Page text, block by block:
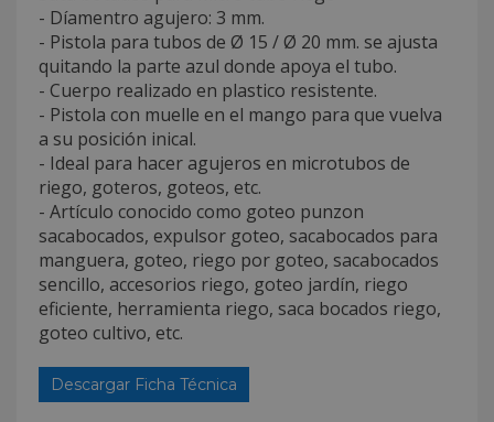
- Díamentro agujero: 3 mm.
- Pistola para tubos de Ø 15 / Ø 20 mm. se ajusta
quitando la parte azul donde apoya el tubo.
- Cuerpo realizado en plastico resistente.
- Pistola con muelle en el mango para que vuelva
a su posición inical.
- Ideal para hacer agujeros en microtubos de
riego, goteros, goteos, etc.
- Artículo conocido como goteo punzon
sacabocados, expulsor goteo, sacabocados para
manguera, goteo, riego por goteo, sacabocados
sencillo, accesorios riego, goteo jardín, riego
eficiente, herramienta riego, saca bocados riego,
goteo cultivo, etc.
Descargar Ficha Técnica